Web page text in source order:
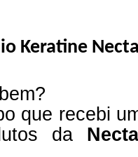
Keratine
que recebi
da